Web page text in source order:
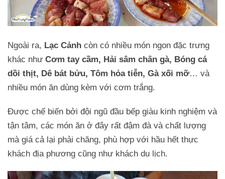
Ngoài ra, Lạc Cảnh còn có nhiều món ngon đặc trưng
khác như Cơm tay cầm, Hải sâm chân gà, Bóng cá
dồi thịt, Dê bát bửu, Tôm hỏa tiễn, Gà xối mỡ… và
nhiều món ăn dùng kèm với cơm trắng.
Được chế biến bởi đội ngũ đầu bếp giàu kinh nghiệm và
tận tâm, các món ăn ở đây rất đậm đà và chất lượng
mà giá cả lại phải chăng, phù hợp với hầu hết thực
khách địa phương cũng như khách du lịch.